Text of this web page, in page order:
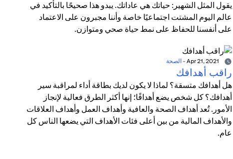
يقول المثل الشهير: حياتك هي عاداتك. يبدو هذا صحيحًا بالتأكيد في
عالم اليوم المشتت اجتماعيًا خاصة وأننا مجبرون على الاعتماد
على أنفسنا للحفاظ على نمط حياة صحي ومتوازن.
- الصحة
راقب أهدافك
هل أهدافك متسقة؟ لماذا لا يكون لديك بطاقة أداء لمراقبة سير
أهدافك؟ كل شخص يضع أهدافًا؛ إنها أكثر الطرق فعالية لإنجاز
الأمور. تُعد أهداف الصحة والعافية وأهداف العمل وأهداف العلاقات
والأهداف المالية من بين أعلى فئات الأهداف التي يضعها الناس كل
عام.